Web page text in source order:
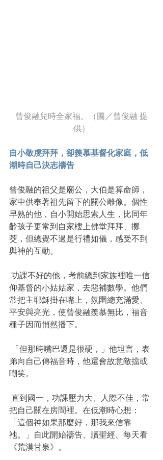
曾俊融兒時全家福。（圖／曾俊融 提
供）
自小敬虔拜拜，卻羨慕基督化家庭，低
潮時自己決志禱告
曾俊融的祖父是廟公，大伯是算命師，
家中供奉著祖先留下的關公雕像。個性
早熟的他，自小開始思索人生，比同年
齡孩子更常到自家樓上佛堂拜拜、擲
茭，但總覺不過是行禮如儀，感受不到
與神的互動。
仰基督的小姑姑家，去惡補數學。他們
常把主耶穌掛在嘴上，氛圍總充滿愛、
平安與亮光，使曾俊融羨慕無比，福音
種子因而悄然播下。
弟向自己傳福音時，他還會故意敵擋或
嘲笑。
把自己關在房間裡。在低潮時心想：
「這個神如果那麼好，那我來信靠
祂。」自此開始禱告、讀聖經、每天看
《荒漠甘泉》。